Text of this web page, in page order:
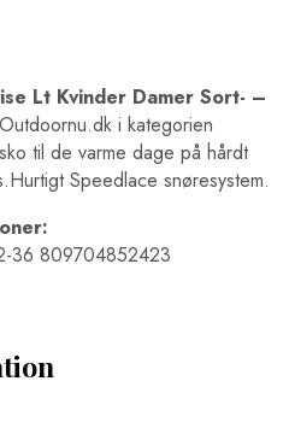
Lt Kvinder Damer Sort- –
i kategorien
til de varme dage på hårdt
Speedlace snøresystem.
36 809704852423